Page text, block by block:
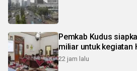
Pemkab Kudus
miliar untuk kegiatan
22 jam lalu